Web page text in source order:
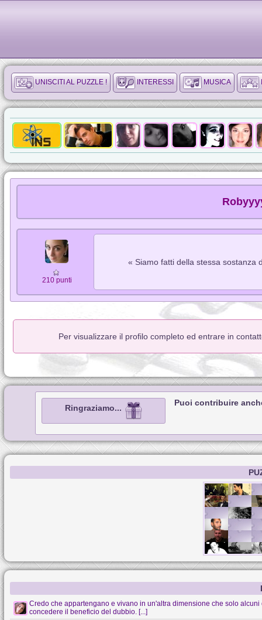
UNISCITI AL PUZZLE ! INTERESSI MUSICA
210 punti
« Siamo fatti della stessa sostanza
Per visualizzare il profilo completo ed entrare in
Ringraziamo...
Puoi contribuire
Credo che appartengano e vivano in un'altra dimensione che solo
concedere il beneficio del dubbio. [...]